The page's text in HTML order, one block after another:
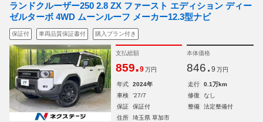
ランドクルーザー250 2.8 ZX ファースト エディション ディー
ゼルターボ 4WD ムーンルーフ メーカー12.3型ナビ
保証付 車両品質保証書付 購入プラン付き
支払総額
859.9 万円
本体価格
846. 9 万円
年式 2024年 走行
0.1万km
車検
'27/7 修復
なし
保証
保証付 整備
法定整備付
住所
埼玉県 草加市